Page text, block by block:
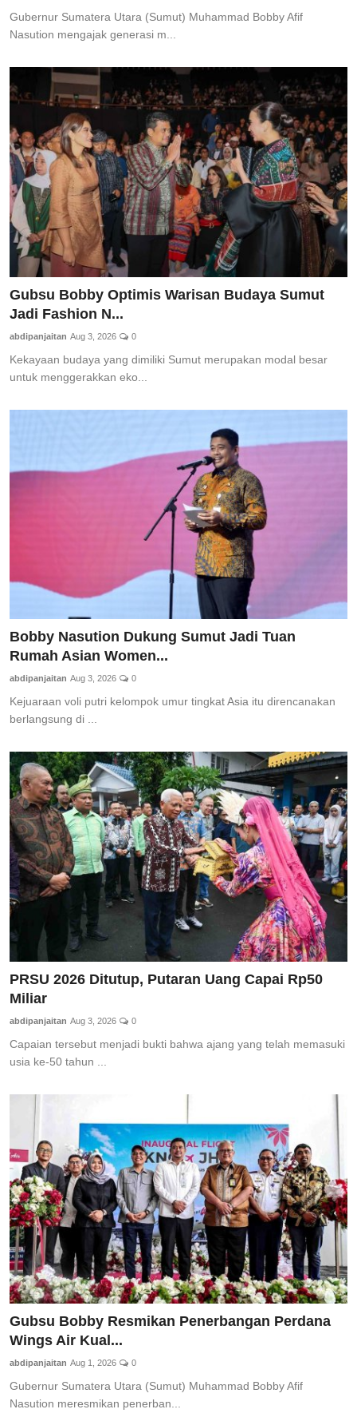
Gubernur Sumatera Utara (Sumut) Muhammad Bobby Afif
Nasution mengajak generasi m...
Gubsu Bobby Optimis Warisan Budaya Sumut
Jadi Fashion N...
abdipanjaitan Aug 3, 2026 0
Kekayaan budaya yang dimiliki Sumut merupakan modal besar
untuk menggerakkan eko...
Bobby Nasution Dukung Sumut Jadi Tuan
Rumah Asian Women...
abdipanjaitan Aug 3, 2026 0
Kejuaraan voli putri kelompok umur tingkat Asia itu direncanakan
berlangsung di ...
PRSU 2026 Ditutup, Putaran Uang Capai Rp50
Miliar
abdipanjaitan Aug 3, 2026 0
Capaian tersebut menjadi bukti bahwa ajang yang telah memasuki
usia ke-50 tahun ...
Gubsu Bobby Resmikan Penerbangan Perdana
Wings Air Kual...
abdipanjaitan Aug 1, 2026 0
Gubernur Sumatera Utara (Sumut) Muhammad Bobby Afif
Nasution meresmikan penerban...